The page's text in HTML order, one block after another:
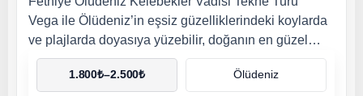
Vega ile Ölüdeniz’in eşsiz güzelliklerindeki koylarda
ve plajlarda doyasıya yüzebilir, doğanın en güzel
manzarasında keyifli bir gün geçirebilirsiniz. Her gün
düzenlenen tur misafirlerine eğlenceli ve…
1.800₺–2.500₺ Ölüdeniz